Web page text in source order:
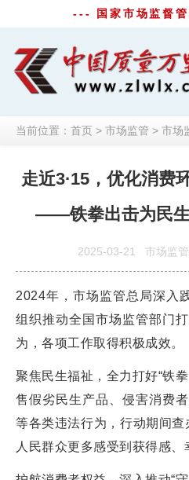
--- 国家市场监督
当前位置： 首页 > 市场监管 > 市场
走近3·15，优化消费
——铁拳出击为民
2025-03-21 市场监
2024年，市场监管总局深入
组织推动全国市场监管部门
为，各项工作取得积极成效。
聚焦民生福祉，全力打好“铁
售假劣民生产品、侵害消费
等各类违法行为，行动期间
人民群众更多感受到获得感、